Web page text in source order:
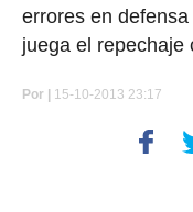
errores en
juega el repechaje
Por 15-10-2013 23:17